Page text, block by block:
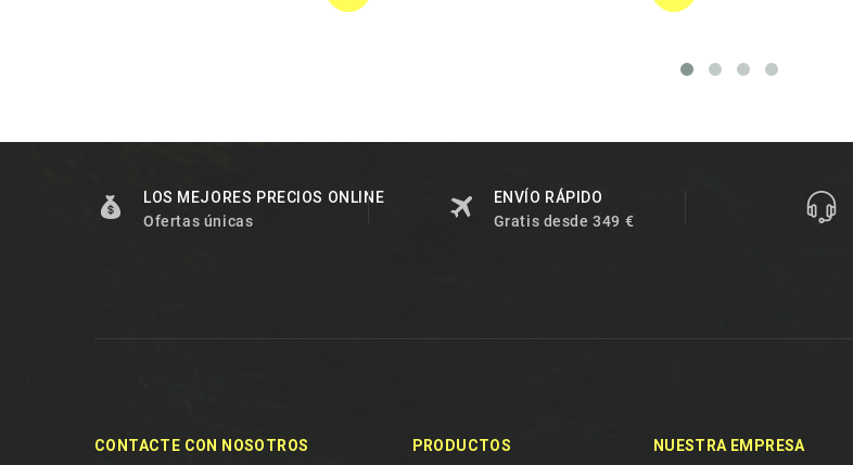
LOS MEJORES PRECIOS ONLINE
Ofertas únicas
ENVÍO RÁPIDO
Gratis desde 349 €
CONTACTE CON NOSOTROS PRODUCTOS NUESTRA EMPRESA